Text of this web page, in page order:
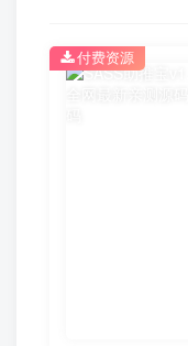
付费资源